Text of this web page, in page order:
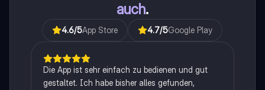
auch.
4.6/5App Store 4.7/5Google Play
Die App ist sehr einfach zu bedienen und gut
gestaltet. Ich habe bisher alles gefunden,